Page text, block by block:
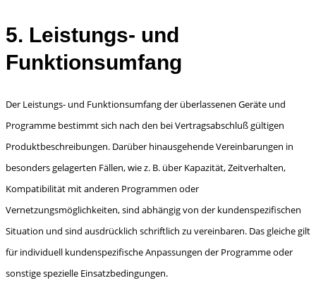
5. Leistungs- und
Funktionsumfang
Der Leistungs- und Funktionsumfang der überlassenen Geräte und
Programme bestimmt sich nach den bei Vertragsabschluß gültigen
Produktbeschreibungen. Darüber hinausgehende Verein­barungen in
besonders gelagerten Fällen, wie z. B. über Kapazität, Zeitverhalten,
Kompatibilität mit anderen Programmen oder
Vernetzungsmöglichkeiten, sind abhängig von der kundenspezifi­schen
Situation und sind ausdrücklich schriftlich zu vereinbaren. Das gleiche gilt
für individuell kundenspezifische Anpassungen der Programme oder
sonstige spezielle Einsatzbedingungen.